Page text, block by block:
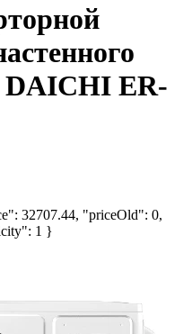
DAICHI ER-
32707.44, "priceOld": 0,
1 }